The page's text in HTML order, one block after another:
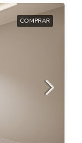
COMPRAR